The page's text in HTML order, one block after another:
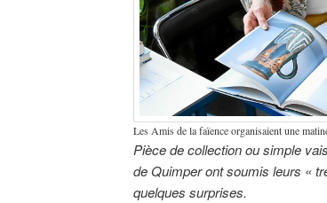
Les Amis de la faïence organisaient une
Pièce de collection ou simple
de Quimper ont soumis leurs «
quelques surprises.